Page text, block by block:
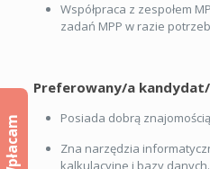
Współpraca z zespołem
zadań MPP w razie
Preferowany/a
Posiada dobrą
Zna narzędzia
kalkulacyjne i bazy
Wpłacam